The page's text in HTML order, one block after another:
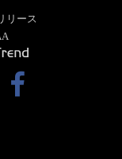
リース